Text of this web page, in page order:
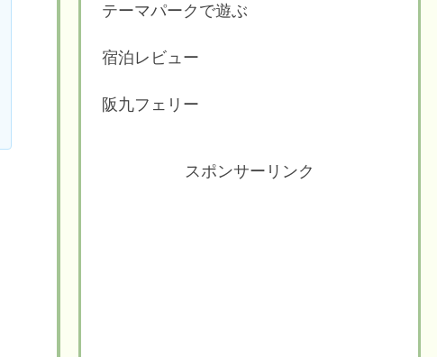
テーマパークで遊ぶ
宿泊レビュー
阪九フェリー
スポンサーリンク